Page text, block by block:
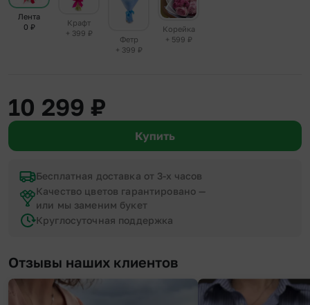
Лента
0 ₽
Крафт
+ 399 ₽
Фетр
+ 399 ₽
Корейка
+ 599 ₽
10 299 ₽
Купить
Бесплатная доставка от 3-х часов
Качество цветов гарантировано —
или мы заменим букет
Круглосуточная поддержка
Отзывы наших клиентов